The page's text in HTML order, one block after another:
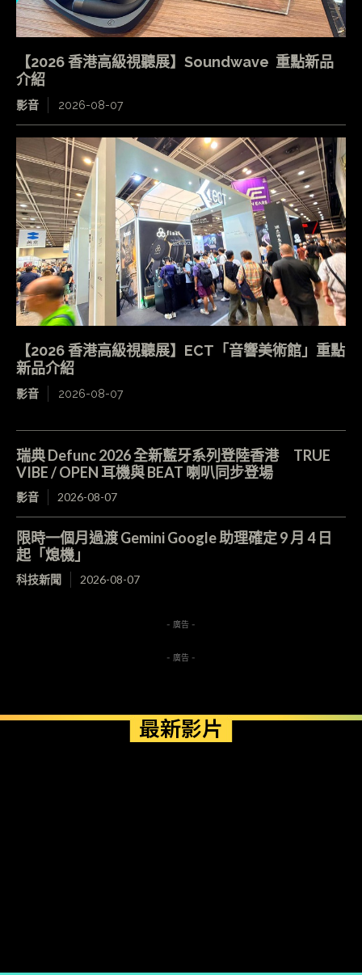
【2026 香港高級視聽展】Soundwave 重點新品
介紹
影音 2026-08-07
【2026 香港高級視聽展】ECT「音響美術館」重點
新品介紹
影音 2026-08-07
瑞典 Defunc 2026 全新藍牙系列登陸香港 TRUE
VIBE / OPEN 耳機與 BEAT 喇叭同步登場
影音 2026-08-07
限時一個月過渡 Gemini Google 助理確定 9 月 4 日
起「熄機」
科技新聞 2026-08-07
- 廣告 -
- 廣告 -
最新影片